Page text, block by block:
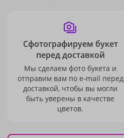
Сфотографируем букет
перед доставкой
Мы сделаем фото букета и
отправим вам по e-mail перед
доставкой, чтобы вы могли
быть уверены в качестве
цветов.